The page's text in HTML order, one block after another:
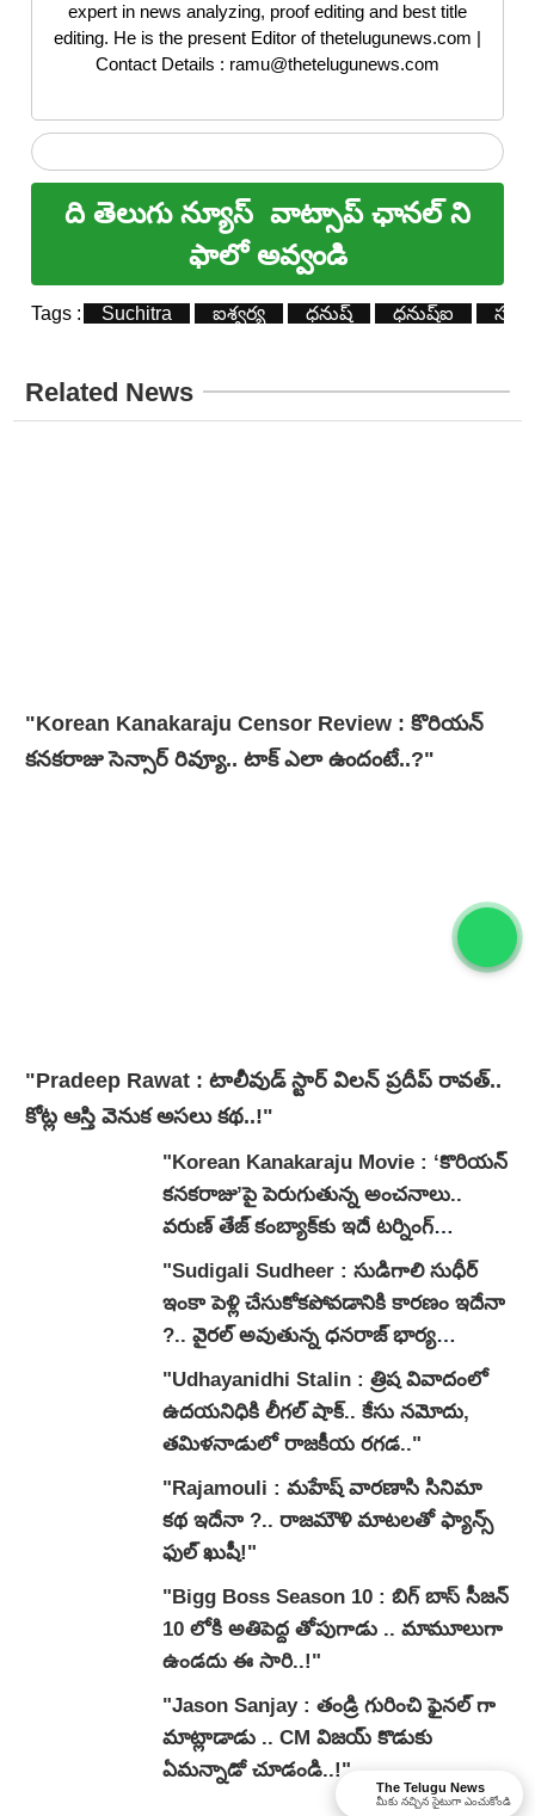
expert in news analyzing, proof editing and best title
editing. He is the present Editor of thetelugunews.com |
Contact Details : ramu@thetelugunews.com
ది తెలుగు న్యూస్ వాట్సాప్ ఛానల్ ని
ఫాలో అవ్వండి
Tags : Suchitra ఐశ్వర్య ధ‌నుష్ ధనుష్ఐ
Related News
"Korean Kanakaraju Censor Review : కొరియన్
కనకరాజు సెన్సార్ రివ్యూ.. టాక్ ఎలా ఉందంటే..?"
"Pradeep Rawat : టాలీవుడ్ స్టార్ విలన్ ప్రదీప్ రావత్..
కోట్ల ఆస్తి వెనుక అసలు కథ..!"
"Korean Kanakaraju Movie : ‘కొరియన్
కనకరాజు’పై పెరుగుతున్న అంచనాలు..
వరుణ్ తేజ్ కంబ్యాక్‌కు ఇదే టర్నింగ్
పాయింట్ అవుతుందా?"
"Sudigali Sudheer : సుడిగాలి సుధీర్
ఇంకా పెళ్లి చేసుకోకపోవడానికి కారణం ఇదేనా
?.. వైరల్ అవుతున్న ధనరాజ్ భార్య
వ్యాఖ్యలు.."
"Udhayanidhi Stalin : త్రిష వివాదంలో
ఉదయనిధికి లీగల్ షాక్.. కేసు నమోదు,
తమిళనాడులో రాజకీయ రగడ.."
"Rajamouli : మహేష్ వారణాసి సినిమా
కథ ఇదేనా ?.. రాజమౌళి మాటలతో ఫ్యాన్స్
ఫుల్ ఖుషీ!"
"Bigg Boss Season 10 : బిగ్ బాస్ సీజన్
10 లోకి అతిపెద్ద తోపుగాడు .. మామూలుగా
ఉండదు ఈ సారి..!"
"Jason Sanjay : తండ్రి గురించి ఫైనల్ గా
మాట్లాడాడు .. CM విజయ్ కొడుకు
ఏమన్నాడో చూడండి..!"
The Telugu News
మీకు నచ్చిన సైటుగా ఎంచుకోండి